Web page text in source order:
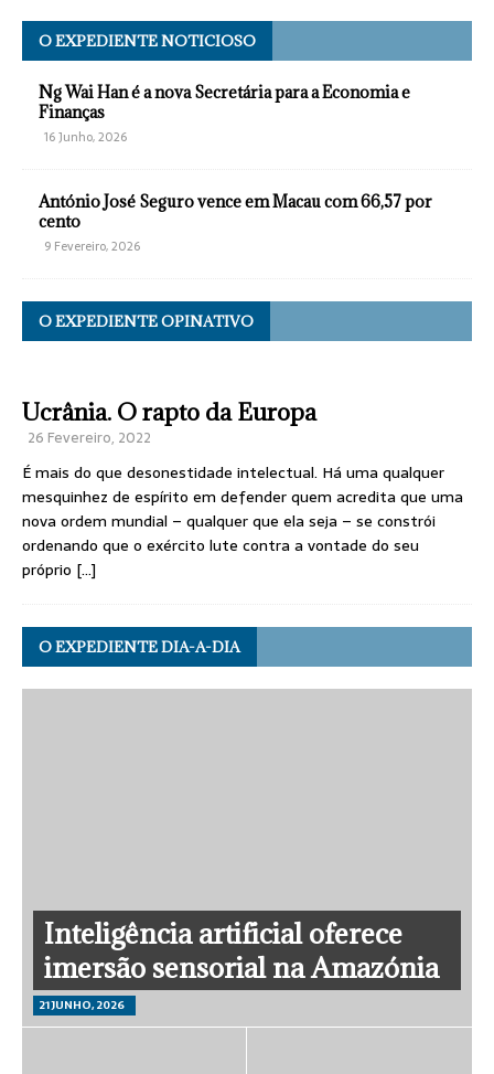
O EXPEDIENTE NOTICIOSO
Ng Wai Han é a nova Secretária para a Economia e
Finanças
16 Junho, 2026
António José Seguro vence em Macau com 66,57 por
cento
9 Fevereiro, 2026
O EXPEDIENTE OPINATIVO
Ucrânia. O rapto da Europa
26 Fevereiro, 2022
É mais do que desonestidade intelectual. Há uma qualquer
mesquinhez de espírito em defender quem acredita que uma
nova ordem mundial – qualquer que ela seja – se constrói
ordenando que o exército lute contra a vontade do seu
próprio […]
O EXPEDIENTE DIA-A-DIA
Inteligência artificial oferece
imersão sensorial na Amazónia
21 JUNHO, 2026